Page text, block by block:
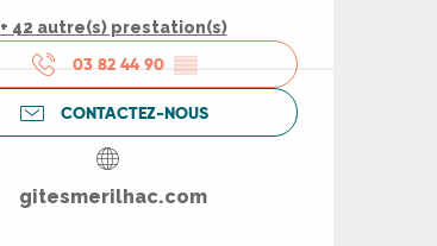
+ 42 autre(s) prestation(s)
03 82 44 90 ▒▒
CONTACTEZ-NOUS
gitesmerilhac.com